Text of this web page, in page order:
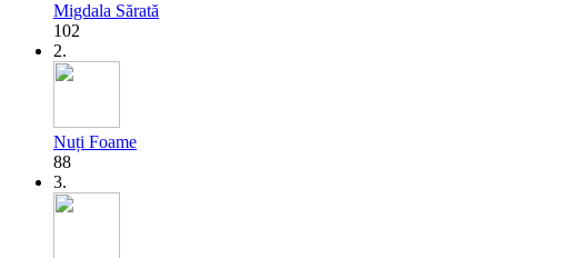
Migdala Sărată
102
2.
Nuți Foame
88
3.